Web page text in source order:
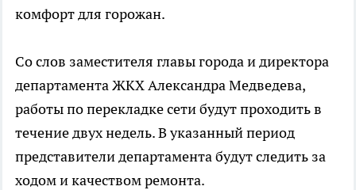
комфорт для горожан.
Со слов заместителя главы города и директора
департамента ЖКХ Александра Медведева,
работы по перекладке сети будут проходить в
течение двух недель. В указанный период
представители департамента будут следить за
ходом и качеством ремонта.